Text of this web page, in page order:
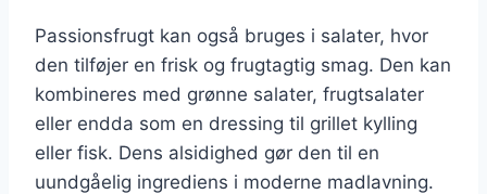
Passionsfrugt kan også bruges i salater, hvor
den tilføjer en frisk og frugtagtig smag. Den kan
kombineres med grønne salater, frugtsalater
eller endda som en dressing til grillet kylling
eller fisk. Dens alsidighed gør den til en
uundgåelig ingrediens i moderne madlavning.